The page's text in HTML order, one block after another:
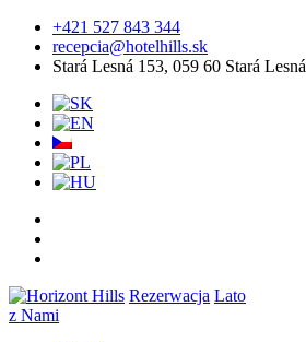
+421 527 843 344
recepcia@hotelhills.sk
Stará Lesná 153, 059 60 Stará Lesná
Rezerwacja Lato
z Nami